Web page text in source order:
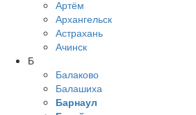
Артём
Архангельск
Астрахань
Ачинск
Б
Балаково
Балашиха
Барнаул